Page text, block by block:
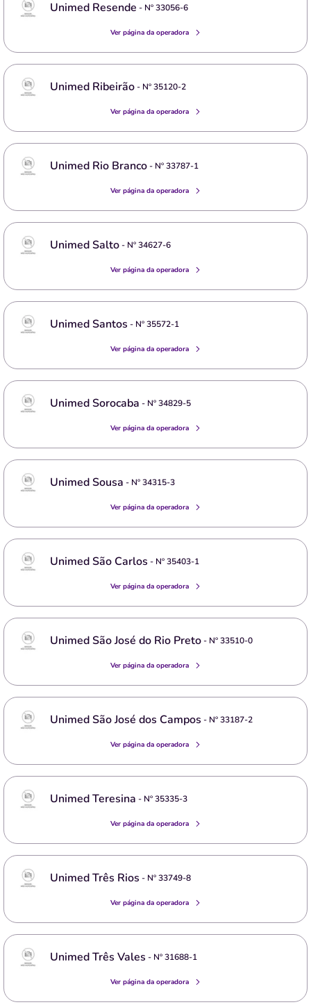
Unimed Resende - Nº33056-6
Ver página da operadora
Unimed Ribeirão- Nº35120-2
Ver página da operadora
Unimed Rio Branco- Nº33787-1
Ver página da operadora
Unimed Salto- Nº34627-6
Ver página da operadora
Unimed Santos - Nº35572-1
Ver página da operadora
Unimed Sorocaba - Nº34829-5
Ver página da operadora
Unimed Sousa - Nº34315-3
Ver página da operadora
Unimed São Carlos - Nº35403-1
Ver página da operadora
Unimed São José do Rio Preto- Nº33510-0
Ver página da operadora
Unimed São José dos Campos - Nº33187-2
Ver página da operadora
Unimed Teresina - Nº35335-3
Ver página da operadora
Unimed Três Rios - Nº33749-8
Ver página da operadora
Unimed Três Vales - Nº31688-1
Ver página da operadora